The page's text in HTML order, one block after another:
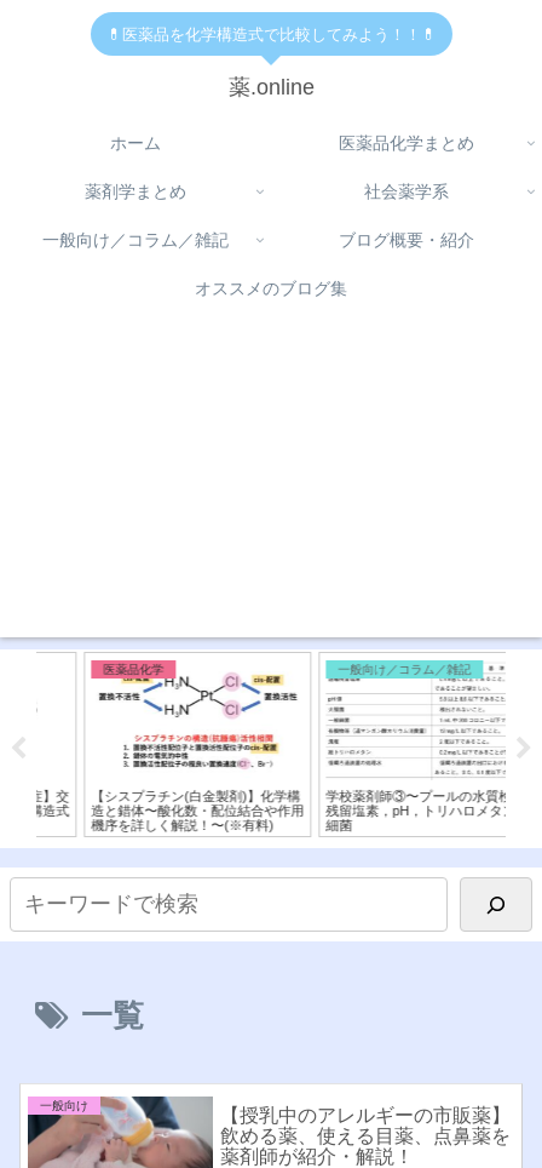
💊医薬品を化学構造式で比較してみよう！！💊
薬.online
ホーム 医薬品化学まとめ
薬剤学まとめ 社会薬学系
一般向け／コラム／雑記 ブログ概要・紹介
オススメのブログ集
医薬品化学
【シスプラチン(白金製剤)】化学構
造と錯体〜酸化数・配位結合や作用
機序を詳しく解説！〜(※有料)
一般向け／コラム／雑記
学校薬剤師③〜プールの水質検査〜
残留塩素，pH，トリハロメタン，
一覧
一般向け
【授乳中のアレルギーの市販薬】
飲める薬、使える目薬、点鼻薬を
薬剤師が紹介・解説！